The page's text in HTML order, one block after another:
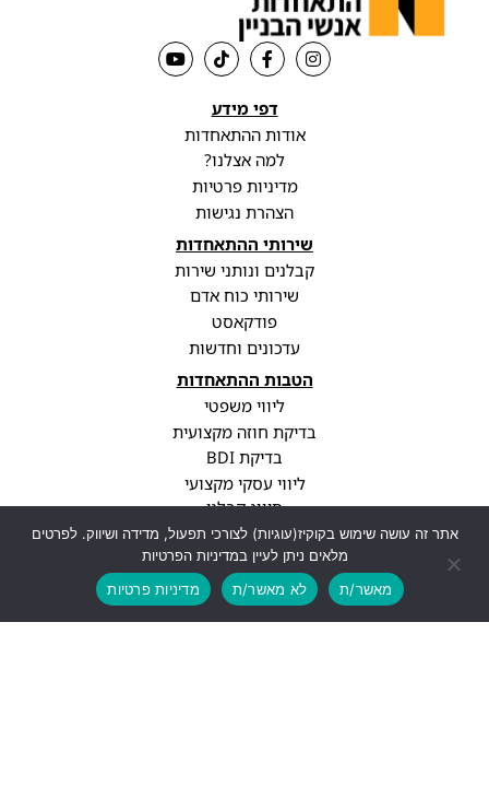
דפי מידע
אודות ההתאחדות
למה אצלנו?
מדיניות פרטיות
הצהרת נגישות
שירותי ההתאחדות
קבלנים ונותני שירות
שירותי כוח אדם
פודקאסט
עדכונים וחדשות
הטבות ההתאחדות
ליווי משפטי
בדיקת חוזה מקצועית
בדיקת BDI
ליווי עסקי מקצועי
סיווג קבלני
עדכוני רגולציה
פרופיל חברה
יצירת קשר
info@cwa.org.il
אתר זה עושה שימוש בקוקיז(עוגיות) לצורכי תפעול, מדידה ושיווק. לפרטים
מלאים ניתן לעיין במדיניות הפרטיות
מאשר/ת
לא מאשר/ת מדיניות פרטיות